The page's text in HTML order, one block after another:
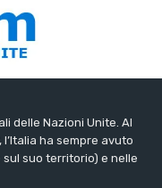
delle Nazioni Unite. Al
ha sempre avuto
suo territorio) e nelle